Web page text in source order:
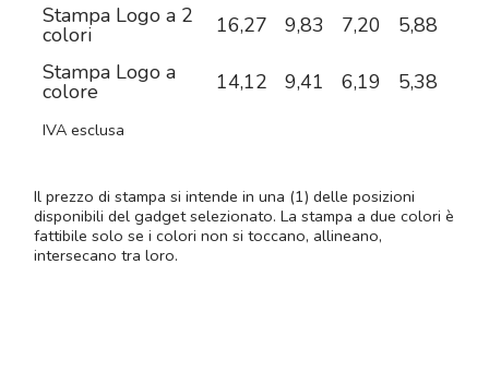
Stampa Logo a 2
colori 16,27 9,83 7,20 5,88
Stampa Logo a
colore 14,12 9,41 6,19 5,38
IVA esclusa
Il prezzo di stampa si intende in una (1) delle posizioni
disponibili del gadget selezionato. La stampa a due colori è
fattibile solo se i colori non si toccano, allineano,
intersecano tra loro.